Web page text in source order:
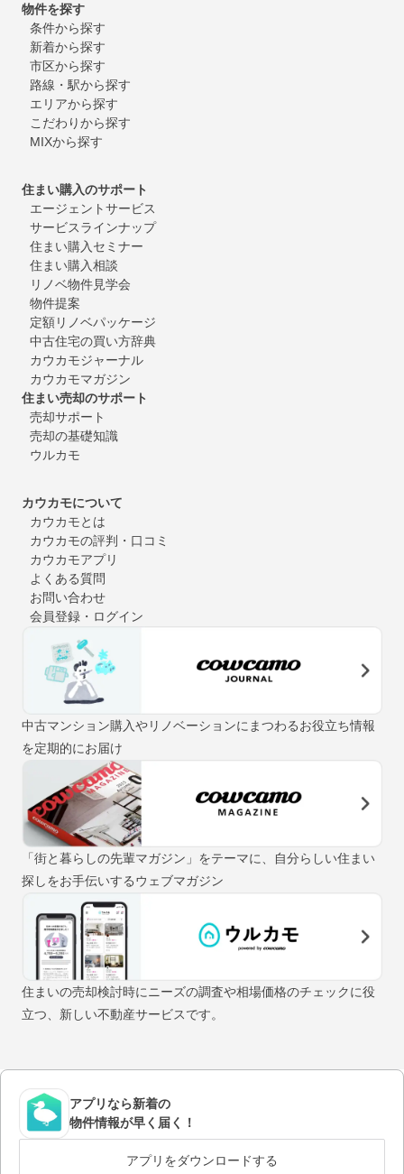
物件を探す
条件から探す
新着から探す
市区から探す
路線・駅から探す
エリアから探す
こだわりから探す
MIXから探す
住まい購入のサポート
エージェントサービス
サービスラインナップ
住まい購入セミナー
住まい購入相談
リノベ物件見学会
物件提案
定額リノベパッケージ
中古住宅の買い方辞典
カウカモジャーナル
カウカモマガジン
住まい売却のサポート
売却サポート
売却の基礎知識
ウルカモ
カウカモについて
カウカモとは
カウカモの評判・口コミ
カウカモアプリ
よくある質問
お問い合わせ
会員登録・ログイン
中古マンション購入やリノベーションにまつわるお役立ち情報
を定期的にお届け
「街と暮らしの先輩マガジン」をテーマに、自分らしい住まい
探しをお手伝いするウェブマガジン
住まいの売却検討時にニーズの調査や相場価格のチェックに役
立つ、新しい不動産サービスです。
アプリなら新着の
物件情報が早く届く！
アプリをダウンロードする